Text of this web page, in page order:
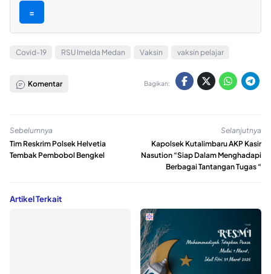
=
Covid-19 RSU Imelda Medan Vaksin vaksin pelajar
Komentar Bagikan:
Sebelumnya
Tim Reskrim Polsek Helvetia
Tembak Pembobol Bengkel
Selanjutnya
Kapolsek Kutalimbaru AKP Kasir
Nasution “Siap Dalam Menghadapi
Berbagai Tantangan Tugas “
Artikel Terkait